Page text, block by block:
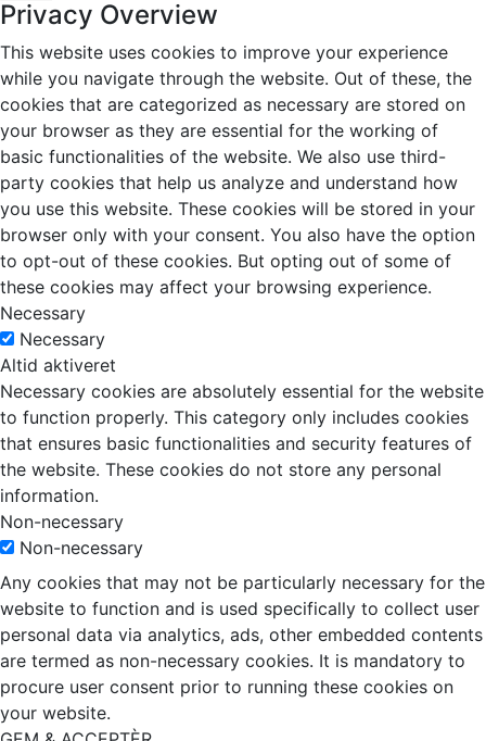
Privacy Overview
This website uses cookies to improve your experience
while you navigate through the website. Out of these, the
cookies that are categorized as necessary are stored on
your browser as they are essential for the working of
basic functionalities of the website. We also use third-
party cookies that help us analyze and understand how
you use this website. These cookies will be stored in your
browser only with your consent. You also have the option
to opt-out of these cookies. But opting out of some of
these cookies may affect your browsing experience.
Necessary
Necessary
Altid aktiveret
Necessary cookies are absolutely essential for the website
to function properly. This category only includes cookies
that ensures basic functionalities and security features of
the website. These cookies do not store any personal
information.
Non-necessary
Non-necessary
Any cookies that may not be particularly necessary for the
website to function and is used specifically to collect user
personal data via analytics, ads, other embedded contents
are termed as non-necessary cookies. It is mandatory to
procure user consent prior to running these cookies on
your website.